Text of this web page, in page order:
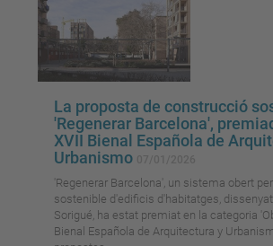
La proposta de construcció
'Regenerar Barcelona',
XVII Bienal Española de
Urbanismo
'Regenerar Barcelona', un sistema obert
sostenible d'edificis d'habitatges,
Sorigué, ha estat premiat en la categoria
Bienal Española de Arquitectura y